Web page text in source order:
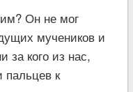
Он не мог
мучеников и
за кого из нас,
пальцев к